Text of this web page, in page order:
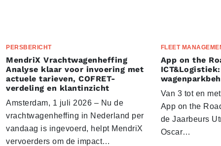
PERSBERICHT
MendriX Vrachtwagenheffing
Analyse klaar voor invoering met
actuele tarieven, COFRET-
verdeling en klantinzicht
Amsterdam, 1 juli 2026 – Nu de
vrachtwagenheffing in Nederland per
vandaag is ingevoerd, helpt MendriX
vervoerders om de impact…
FLEET
App on the
Van 3 tot en
App on the
de Jaarbeurs
Oscar…